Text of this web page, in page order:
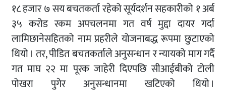
१८ हजार ७ सय बचतकर्ता रहेको सूर्यदर्शन सहकारीको १ अर्ब
३५ करोड रकम अपचलनमा गत वर्ष मुद्दा दायर गर्दा
लामिछानेसहितको नाम प्रहरीले योजनाबद्ध रूपमा छुटाएको
थियो । तर, पीडित बचतकर्ताले अनुसन्धान र न्यायको माग गर्दै
गत माघ २२ मा पूरक जाहेरी दिएपछि सीआईबीको टोली
पोखरा पुगेर अनुसन्धानमा खटिएको थियो ।